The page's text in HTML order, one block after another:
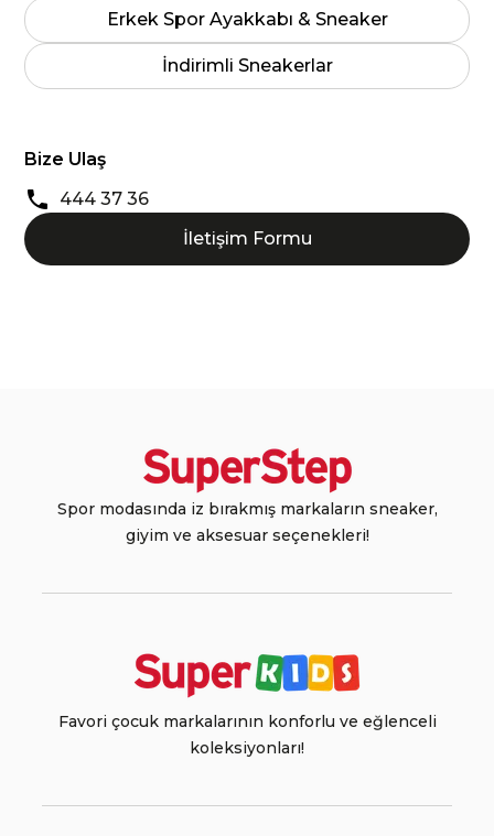
Erkek Spor Ayakkabı & Sneaker
İndirimli Sneakerlar
Bize Ulaş
444 37 36
İletişim Formu
Spor modasında iz bırakmış markaların sneaker,
giyim ve aksesuar seçenekleri!
Favori çocuk markalarının konforlu ve eğlenceli
koleksiyonları!